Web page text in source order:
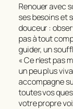
Renouer avec
ses besoins et
douceur :
pas à tout
guider, un
« Ce n’est pas
un peu plus
accompagne
toutes vos
votre propre